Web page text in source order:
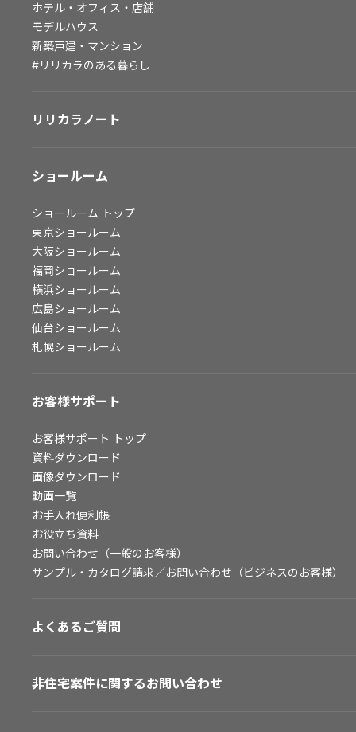
会社情報
採用情報
ホテル・オフィス・店舗
モデルハウス
新築戸建・マンション
#リリカラのある暮らし
リリカラノート
ショールーム
ショールーム トップ
東京ショールーム
大阪ショールーム
福岡ショールーム
横浜ショールーム
広島ショールーム
仙台ショールーム
札幌ショールーム
お客様サポート
お客様サポート トップ
資料ダウンロード
画像ダウンロード
動画一覧
お手入れ便利帳
お役立ち資料
お問い合わせ（一般のお客様）
サンプル・カタログ請求／お問い合わせ（ビジネスのお客様）
よくあるご質問
非住宅案件に関するお問い合わせ